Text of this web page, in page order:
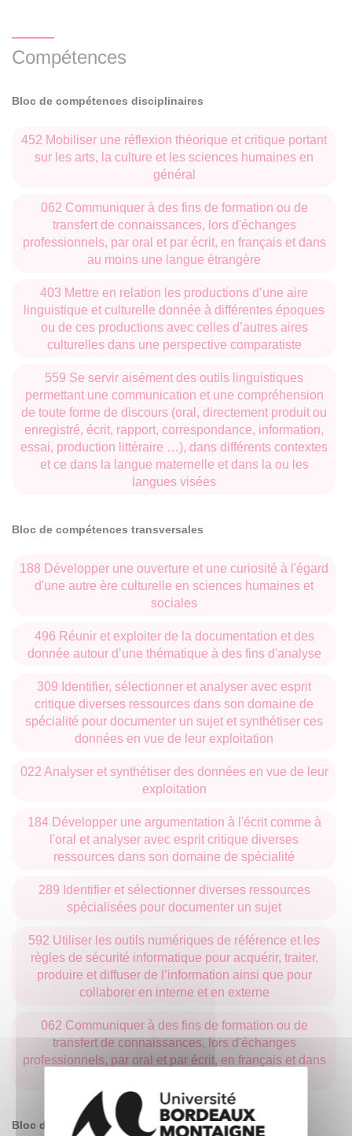
Compétences
Bloc de compétences disciplinaires
452 Mobiliser une réflexion théorique et critique portant
sur les arts, la culture et les sciences humaines en
général
062 Communiquer à des fins de formation ou de
transfert de connaissances, lors d'échanges
professionnels, par oral et par écrit, en français et dans
au moins une langue étrangère
403 Mettre en relation les productions d’une aire
linguistique et culturelle donnée à différentes époques
ou de ces productions avec celles d’autres aires
culturelles dans une perspective comparatiste
559 Se servir aisément des outils linguistiques
permettant une communication et une compréhension
de toute forme de discours (oral, directement produit ou
enregistré, écrit, rapport, correspondance, information,
essai, production littéraire …), dans différents contextes
et ce dans la langue maternelle et dans la ou les
langues visées
Bloc de compétences transversales
188 Développer une ouverture et une curiosité à l'égard
d'une autre ère culturelle en sciences humaines et
sociales
496 Réunir et exploiter de la documentation et des
donnée autour d’une thématique à des fins d'analyse
309 Identifier, sélectionner et analyser avec esprit
critique diverses ressources dans son domaine de
spécialité pour documenter un sujet et synthétiser ces
données en vue de leur exploitation
022 Analyser et synthétiser des données en vue de leur
exploitation
184 Développer une argumentation à l'écrit comme à
l'oral et analyser avec esprit critique diverses
ressources dans son domaine de spécialité
289 Identifier et sélectionner diverses ressources
spécialisées pour documenter un sujet
592 Utiliser les outils numériques de référence et les
règles de sécurité informatique pour acquérir, traiter,
produire et diffuser de l’information ainsi que pour
collaborer en interne et en externe
062 Communiquer à des fins de formation ou de
transfert de connaissances, lors d'échanges
professionnels, par oral et par écrit, en français et dans
Bloc de compétences préprofessionnelles